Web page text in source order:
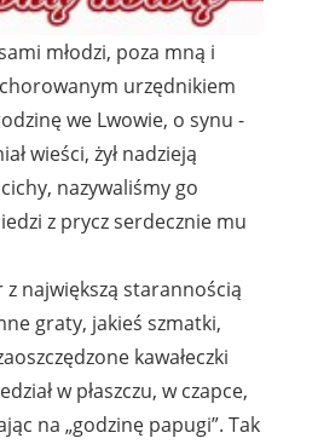
młodzi, poza mną i
urzędnikiem
we Lwowie, o synu -
wieści, żył nadzieją
nazywaliśmy go
z prycz serdecznie mu
z największą starannością
graty, jakieś szmatki,
kawałeczki
w płaszczu, w czapce,
na „godzinę papugi”. Tak